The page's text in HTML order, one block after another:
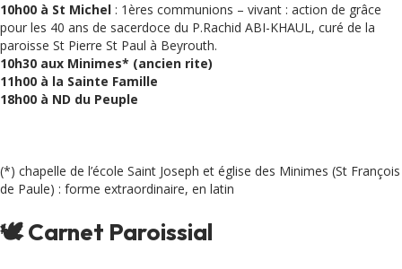
10h00 à St Michel : 1ères communions – vivant : action de grâce
pour les 40 ans de sacerdoce du P.Rachid ABI-KHAUL, curé de la
paroisse St Pierre St Paul à Beyrouth.
10h30 aux Minimes* (ancien rite)
11h00 à la Sainte Famille
18h00 à ND du Peuple
(*) chapelle de l’école Saint Joseph et église des Minimes (St François
de Paule) : forme extraordinaire, en latin
🕊 Carnet Paroissial